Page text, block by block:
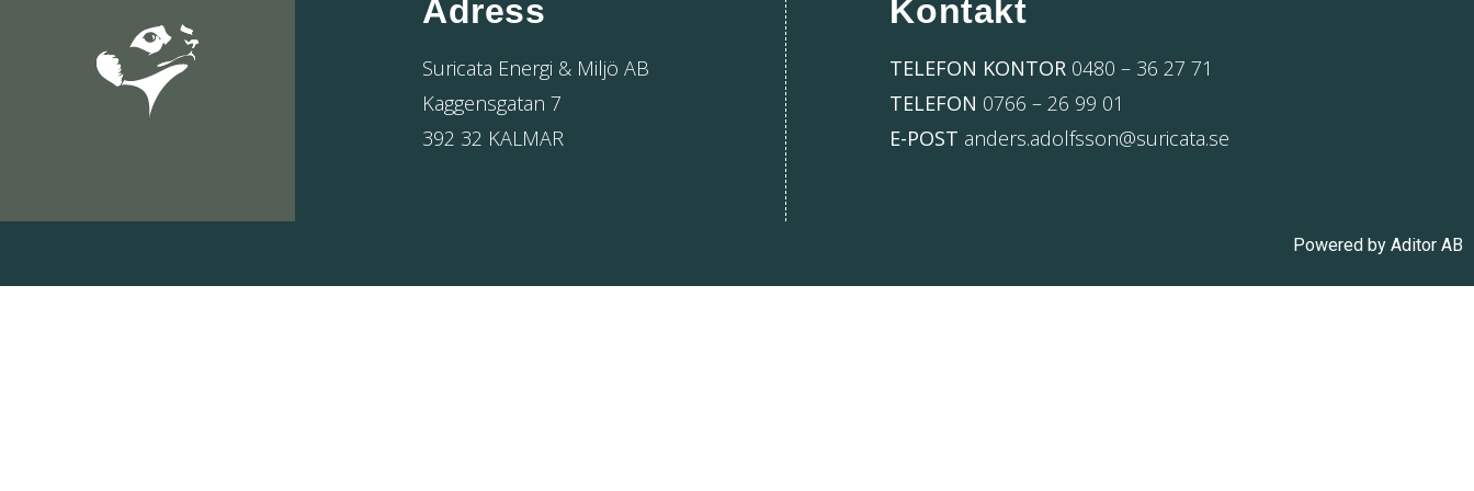
Adress
Suricata Energi & Miljö AB
Kaggensgatan 7
392 32 KALMAR
Kontakt
TELEFON KONTOR 0480 – 36 27 71
TELEFON 0766 – 26 99 01
E-POST anders.adolfsson@suricata.se
Powered by Aditor AB